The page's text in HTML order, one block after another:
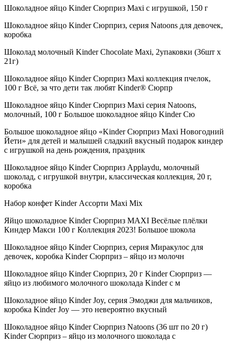
Шоколадное яйцо Kinder Сюрприз Maxi с игрушкой, 150 г
Шоколадное яйцо Kinder Сюрприз, серия Natoons для девочек,
коробка
Шоколад молочный Kinder Chocolate Maxi, 2упаковки (36шт х
21г)
Шоколадное яйцо Kinder Сюрприз Maxi коллекция пчелок,
100 г Всё, за что дети так любят Kinder® Сюрпр
Шоколадное яйцо Kinder Сюрприз Maxi серия Natoons,
молочный, 100 г Большое шоколадное яйцо Kinder Сю
Большое шоколадное яйцо «Kinder Сюрприз Maxi Новогодний
Йети» для детей и малышей сладкий вкусный подарок киндер
с игрушкой на день рождения, праздник
Шоколадное яйцо Kinder Сюрприз Applaydu, молочный
шоколад, с игрушкой внутри, классическая коллекция, 20 г,
коробка
Набор конфет Kinder Ассорти Maxi Mix
Яйцо шоколадное Kinder Сюрприз MAXI Весёлые плёлки
Киндер Макси 100 г Коллекция 2023! Большое шокола
Шоколадное яйцо Kinder Сюрприз, серия Миракулос для
девочек, коробка Kinder Сюрприз – яйцо из молочн
Шоколадное яйцо Kinder Сюрприз, 20 г Kinder Сюрприз —
яйцо из любимого молочного шоколада Kinder с м
Шоколадное яйцо Kinder Joy, серия Эмоджи для мальчиков,
коробка Kinder Joy — это невероятно вкусный
Шоколадное яйцо Kinder Сюрприз Natoons (36 шт по 20 г)
Kinder Сюрприз – яйцо из молочного шоколада с